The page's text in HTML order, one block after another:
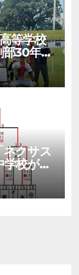
等学校
30年有
ネクサス
校が準